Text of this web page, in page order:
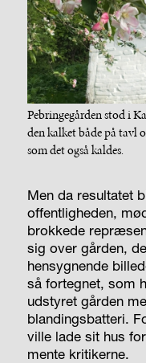
Pebringegården stod i
den kalket både på tavl
som det også kaldes.
Men da resultatet
offentligheden,
brokkede
sig over gården,
hensygnende
så fortegnet, som
udstyret gården
blandingsbatteri.
ville lade sit hus
mente kritikerne.